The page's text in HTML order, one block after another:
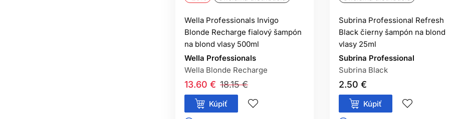
Wella Professionals Invigo
Blonde Recharge fialový šampón
na blond vlasy 500ml
Wella Professionals
Wella Blonde Recharge
18.15 €
13.60 €
Kúpiť
Subrina Professional Refresh
Black čierny šampón na blond
vlasy 25ml
Subrina Professional
Subrina Black
2.50 €
Kúpiť